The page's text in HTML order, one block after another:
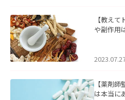
【教え
や副作用
【薬剤
は本当に